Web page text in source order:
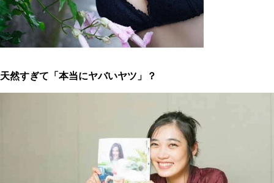
天然すぎて「本当にヤバいヤツ」？